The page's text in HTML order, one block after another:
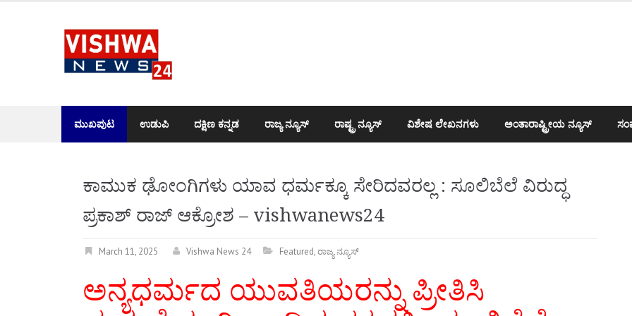
ಮುಖಪುಟ ಉಡುಪಿ ದಕ್ಷಿಣ ಕನ್ನಡ ರಾಜ್ಯ ನ್ಯೂಸ್ ರಾಷ್ಟ್ರ ನ್ಯೂಸ್ ವಿಶೇಷ ಲೇಖನಗಳು ಅಂತಾರಾಷ್ಟ್ರೀಯ ನ್ಯೂಸ್
ಕಾಮುಕ ಢೋಂಗಿಗಳು ಯಾವ ಧರ್ಮಕ್ಕೂ ಸೇರಿದವರಲ್ಲ : ಸೂಲಿಬೆಲೆ ವಿರುದ್ಧ
ಪ್ರಕಾಶ್‌ ರಾಜ್‌ ಆಕ್ರೋಶ – vishwanews24
March 11, 2025 Vishwa News 24 Featured,ರಾಜ್ಯ ನ್ಯೂಸ್
ಅನ್ಯಧರ್ಮದ ಯುವತಿಯರನ್ನು ಪ್ರೀತಿಸಿ